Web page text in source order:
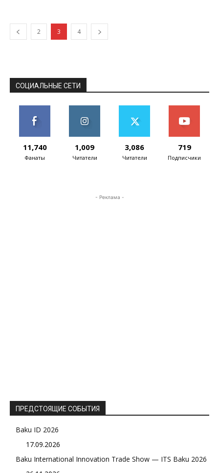
2 3 4
СОЦИАЛЬНЫЕ СЕТИ
11,740
Фанаты
1,009
Читатели
3,086
Читатели
719
Подписчики
- Реклама -
ПРЕДСТОЯЩИЕ СОБЫТИЯ
Baku ID 2026
17.09.2026
Baku International Innovation Trade Show — ITS Baku 2026